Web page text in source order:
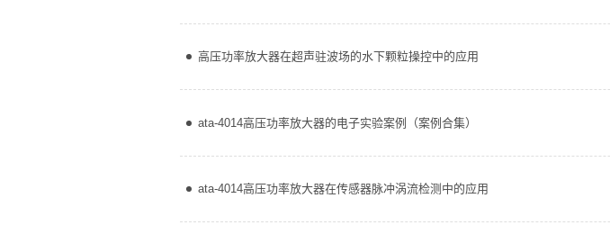
高压功率放大器在超声驻波场的水下颗粒操控中的应用
ata-4014高压功率放大器的电子实验案例（案例合集）
ata-4014高压功率放大器在传感器脉冲涡流检测中的应用